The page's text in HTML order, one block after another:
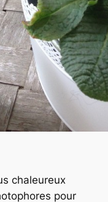
chaleureux
pour